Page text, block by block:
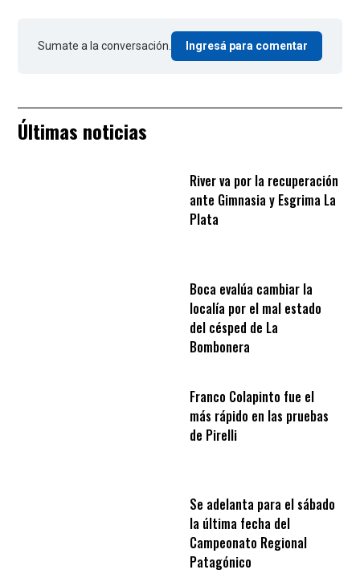
Sumate a la conversación. Ingresá para comentar
Últimas noticias
River va por la recuperación
ante Gimnasia y Esgrima La
Plata
Boca evalúa cambiar la
localía por el mal estado
del césped de La
Bombonera
Franco Colapinto fue el
más rápido en las pruebas
de Pirelli
Se adelanta para el sábado
la última fecha del
Campeonato Regional
Patagónico